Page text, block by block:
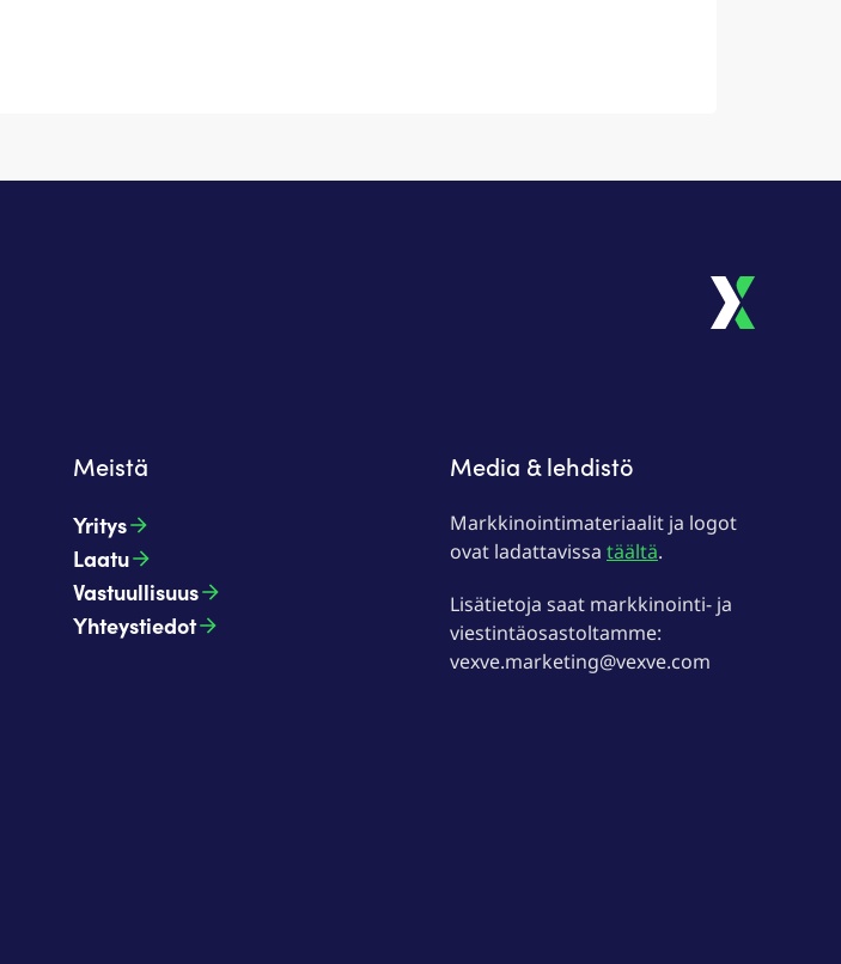
Meistä
Yritys
Laatu
Vastuullisuus
Yhteystiedot
Media & lehdistö
Markkinointimateriaalit ja logot
ovat ladattavissa täältä.
Lisätietoja saat markkinointi- ja
viestintäosastoltamme:
vexve.marketing@vexve.com